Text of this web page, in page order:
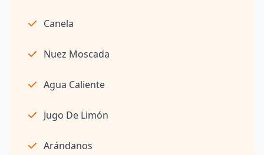
Canela
Nuez Moscada
Agua Caliente
Jugo De Limón
Arándanos